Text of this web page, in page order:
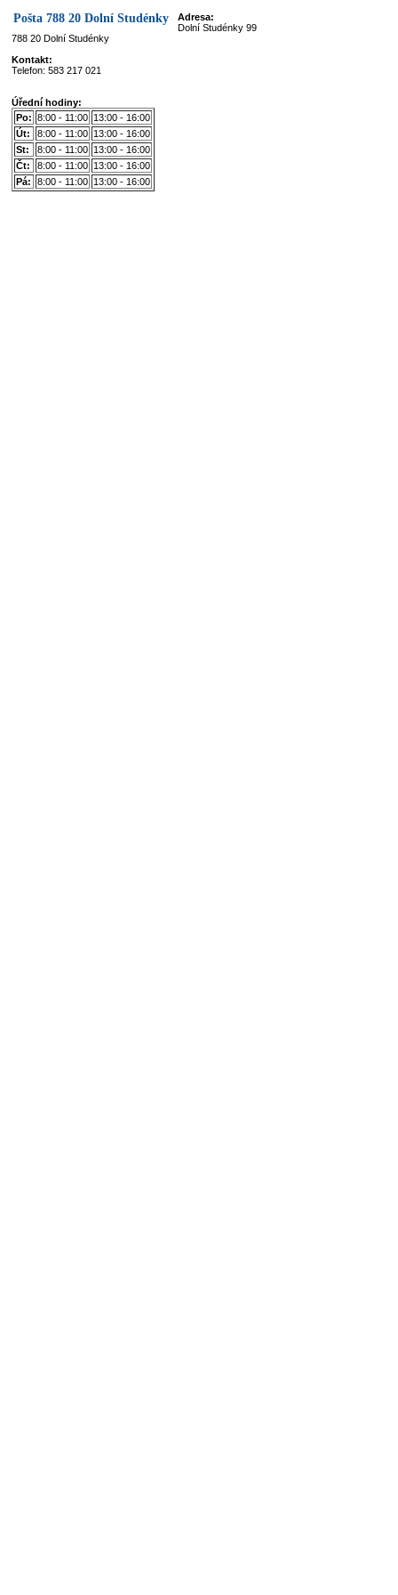
Pošta 788 20 Dolní Studénky
Adresa:
Dolní Studénky 99
788 20 Dolní Studénky
Kontakt:
Telefon: 583 217 021
Úřední hodiny:
Po: 8:00 - 11:00 13:00 - 16:00
Út:
8:00 - 11:00 13:00 - 16:00
St:
8:00 - 11:00 13:00 - 16:00
Čt:
8:00 - 11:00 13:00 - 16:00
Pá:
8:00 - 11:00 13:00 - 16:00